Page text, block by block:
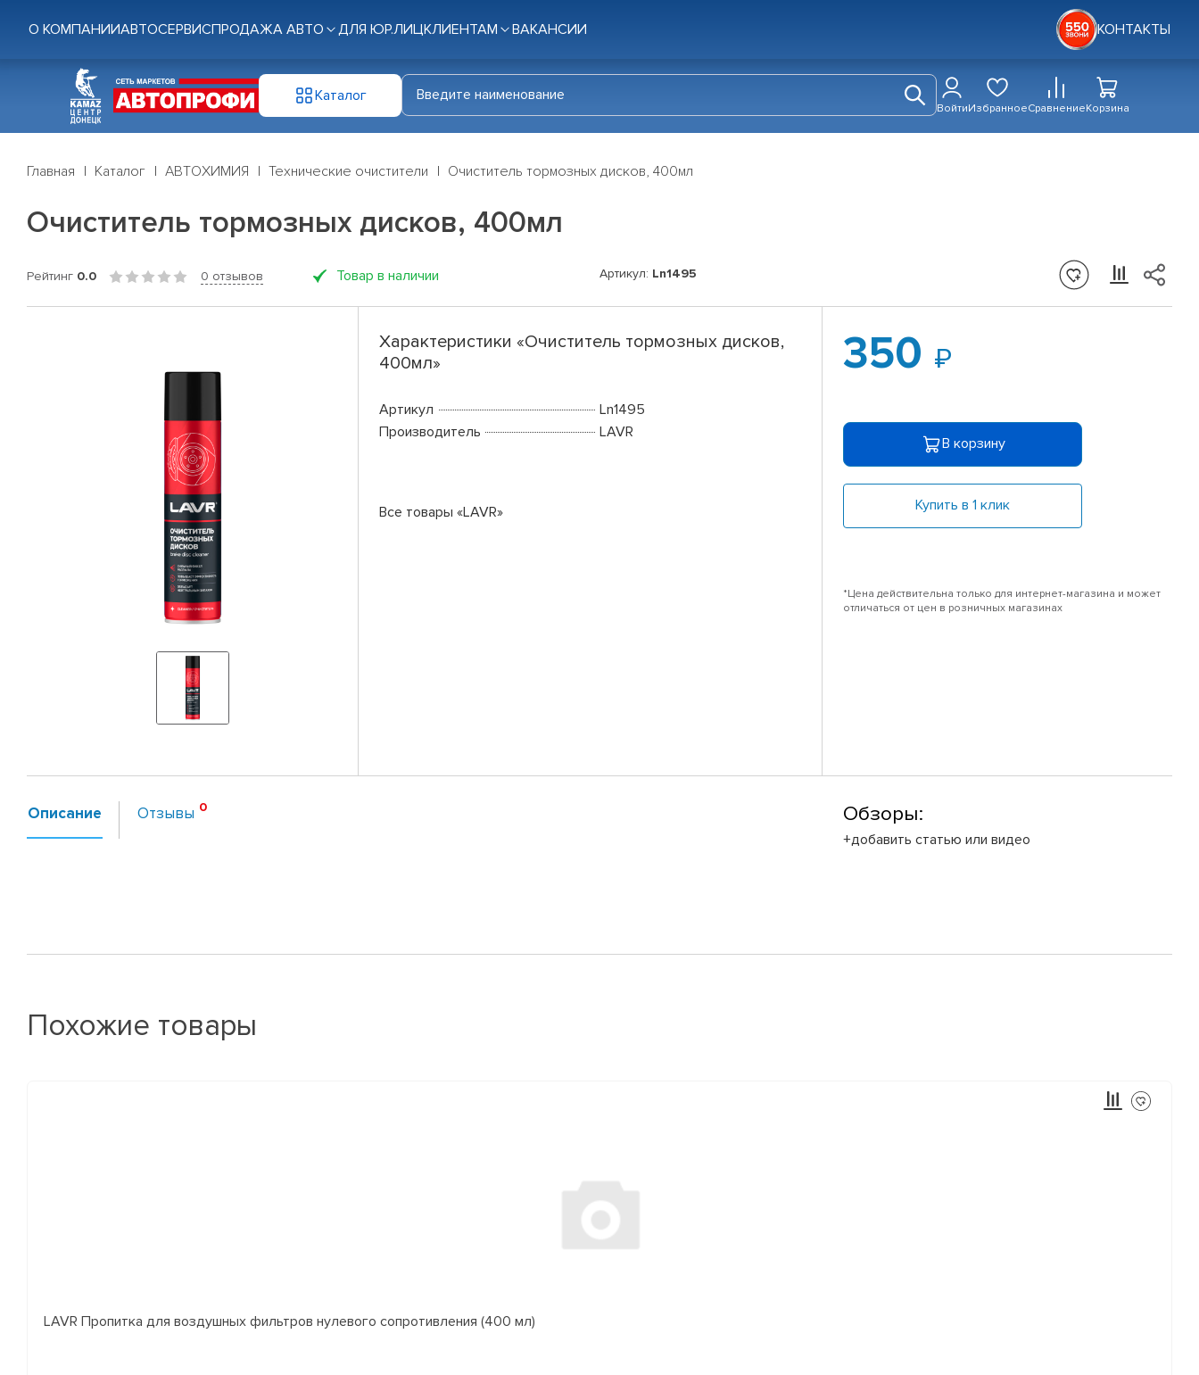
О КОМПАНИИАВТОСЕРВИСПРОДАЖА АВТО ДЛЯ ЮР.ЛИЦКЛИЕНТАМ ВАКАНСИИ КОНТАКТЫ
Каталог
ВойтиИзбранноеСравнениеКорзина
Главная Каталог АВТОХИМИЯ Технические очистители Очиститель тормозных дисков, 400мл
Очиститель тормозных дисков, 400мл
Рейтинг 0.0 0 отзывов Товар в наличии Артикул: Ln1495
Характеристики «Очиститель тормозных дисков,
400мл»
Артикул
Ln1495
Производитель
LAVR
Все товары «LAVR»
350
В корзину
Купить в 1 клик
*Цена действительна только для интернет-магазина и может
отличаться от цен в розничных магазинах
Описание Отзывы Обзоры:
+добавить статью или видео
Похожие товары
LAVR Пропитка для воздушных фильтров нулевого сопротивления (400 мл)